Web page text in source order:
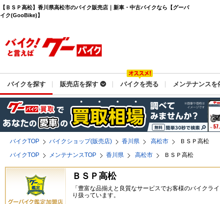
【ＢＳＰ高松】香川県高松市のバイク販売店｜新車・中古バイクなら【グーバ
イク(GooBike)】
バイクを探す 販売店を探す バイクを売る メンテナンスを
バイクTOP バイクショップ(販売店) 香川県 高松市
ＢＳＰ高松
バイクTOP
メンテナンスTOP 香川県 高松市 ＢＳＰ高松
ＢＳＰ高松
「豊富な品揃えと良質なサービスでお客様のバイク
り扱っています。